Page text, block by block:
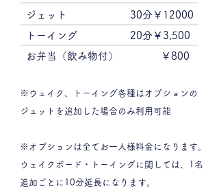
ジェット
トーイング
​お弁当（飲み物付）
30分￥12000
20分￥3,500
￥800
※ウェイク、トーイング各種はオプションの
ジェットを追加した場合のみ利用可能
※オプションは全てお一人様料金になります。
ウェイクボード・トーイングに関しては、1名
追加ごとに10分延長になります。